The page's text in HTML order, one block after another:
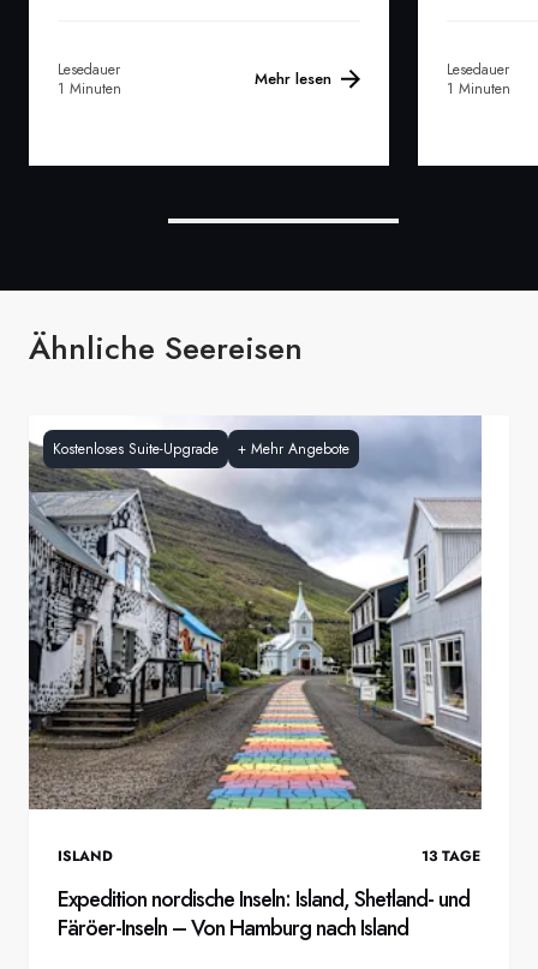
Lesedauer
1 Minuten
Mehr lesen
Lesedauer
1 Minuten
Ähnliche Seereisen
Kostenloses Suite-Upgrade + Mehr Angebote
ISLAND 13 TAGE
Expedition nordische Inseln: Island, Shetland- und
Färöer-Inseln – Von Hamburg nach Island